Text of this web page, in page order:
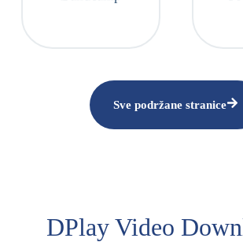
Sve podržane stranice
DPlay Video